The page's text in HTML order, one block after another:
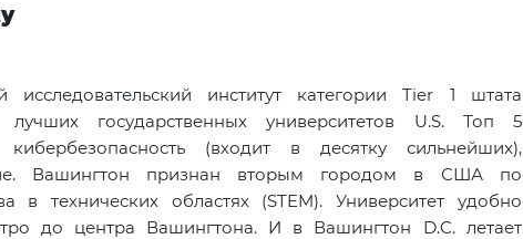
исследовательский институт категории Tier 1 штата
государственных университетов U.S. Топ 5
(входит в десятку сильнейших),
Вашингтон признан вторым городом в США по
в технических областях (STEM). Университет удобно
до центра Вашингтона. И в Вашингтон D.C. летает